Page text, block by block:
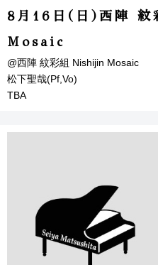
8月16日(日)西陣
Mosaic
@西陣 紋彩組 Nishijin Mosaic
松下聖哉(Pf,Vo)
TBA